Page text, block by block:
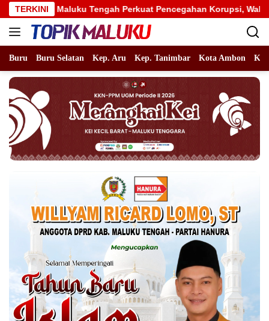
Langsung
ke
konten
TERKINI
Tengah Perkuat Pencegahan Korupsi, Wabup Mario
Buru Buru Selatan Kep. Aru Kep. Tanimbar Kota Ambon